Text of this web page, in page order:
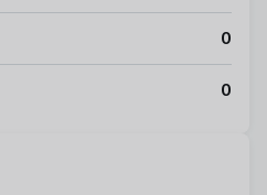
0
0